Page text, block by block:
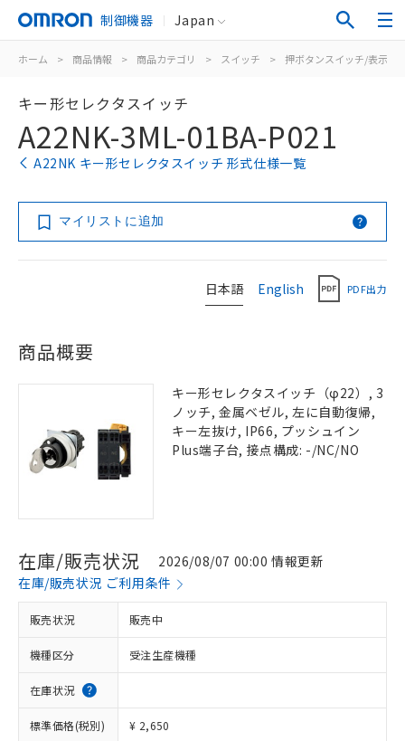
制御機器 Japan
ホーム > 商品情報 > 商品カテゴリ > スイッチ > 押ボタンスイッチ/表示灯
キー形セレクタスイッチ
A22NK-3ML-01BA-P021
A22NK キー形セレクタスイッチ 形式仕様一覧
マイリストに追加
日本語 English PDF出力
商品概要
キー形セレクタスイッチ（φ22）, 3
ノッチ, 金属ベゼル, 左に自動復帰,
キー左抜け, IP66, プッシュイン
Plus端子台, 接点構成: -/NC/NO
在庫/販売状況
2026/08/07 00:00 情報更新
在庫/販売状況 ご利用条件
販売状況 販売中
機種区分 受注生産機種
在庫状況
標準価格(税別) ¥ 2,650